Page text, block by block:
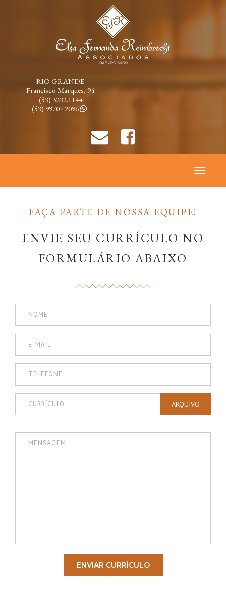
RIO GRANDE
Francisco Marques, 94
(53) 3232.1144
(53) 99707.2096
Toggle
FAÇA PARTE DE NOSSA EQUIPE!
ENVIE SEU CURRÍCULO NO
FORMULÁRIO ABAIXO
ARQUIVO